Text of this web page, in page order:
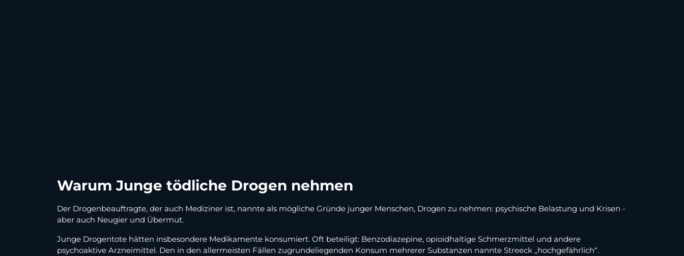
Warum Junge tödliche Drogen nehmen
Der Drogenbeauftragte, der auch Mediziner ist, nannte als mögliche Gründe junger Menschen, Drogen zu nehmen: psychische Belastung und Krisen -
aber auch Neugier und Übermut.
Junge Drogentote hätten insbesondere Medikamente konsumiert. Oft beteiligt: Benzodiazepine, opioidhaltige Schmerzmittel und andere
psychoaktive Arzneimittel. Den in den allermeisten Fällen zugrundeliegenden Konsum mehrerer Substanzen nannte Streeck „hochgefährlich“.